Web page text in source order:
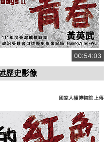
00:54:03
歷史影像
國家人權博物館 上傳